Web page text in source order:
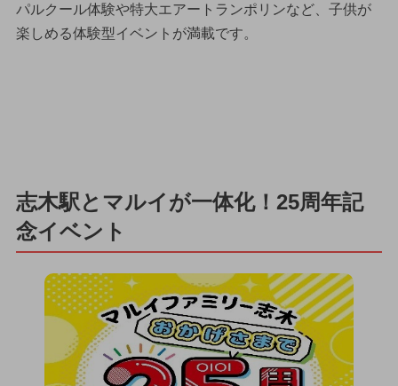
パルクール体験や特大エアートランポリンなど、子供が
楽しめる体験型イベントが満載です。
志木駅とマルイが一体化！25周年記
念イベント